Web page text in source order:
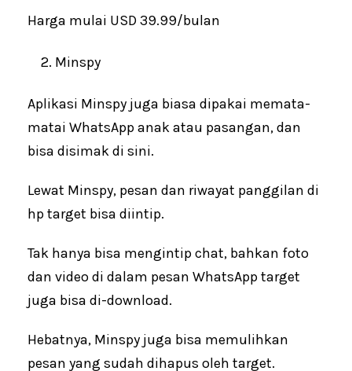
Harga mulai USD 39.99/bulan
Minspy
Aplikasi Minspy juga biasa dipakai memata-
matai WhatsApp anak atau pasangan, dan
bisa disimak di sini.
Lewat Minspy, pesan dan riwayat panggilan di
hp target bisa diintip.
Tak hanya bisa mengintip chat, bahkan foto
dan video di dalam pesan WhatsApp target
juga bisa di-download.
Hebatnya, Minspy juga bisa memulihkan
pesan yang sudah dihapus oleh target.